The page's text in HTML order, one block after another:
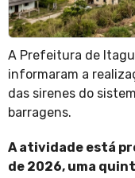
A Prefeitura de
informaram a
das sirenes do
barragens.
A atividade está
de 2026, uma